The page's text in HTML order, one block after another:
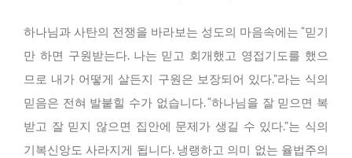
하나님과 사탄의 전쟁을 바라보는 성도의 마음속에는 “믿기
만 하면 구원받는다. 나는 믿고 회개했고 영접기도를 했으
므로 내가 어떻게 살든지 구원은 보장되어 있다.”라는 식의
믿음은 전혀 발붙힐 수가 없습니다. “하나님을 잘 믿으면 복
받고 잘 믿지 않으면 집안에 문제가 생길 수 있다.”는 식의
기복신앙도 사라지게 됩니다. 냉랭하고 의미 없는 율법주의